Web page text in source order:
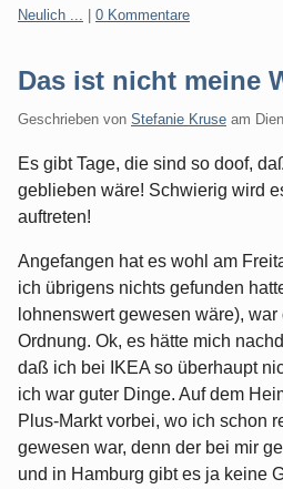
Kategorien:
Neulich ... 0 Kommentare
Das ist nicht meine
Geschrieben von Stefanie Kruse am
Es gibt Tage, die sind so doof,
geblieben wäre! Schwierig wird
auftreten!
Angefangen hat es wohl am
ich übrigens nichts gefunden
lohnenswert gewesen wäre),
Ordnung. Ok, es hätte mich
daß ich bei IKEA so überhaupt
ich war guter Dinge. Auf dem
Plus-Markt vorbei, wo ich schon
gewesen war, denn der bei mir
und in Hamburg gibt es ja keine